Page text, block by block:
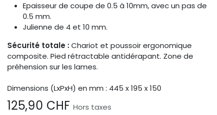
Epaisseur de coupe de 0.5 à 10mm, avec un pas de
0.5 mm.
Julienne de 4 et 10 mm.
Sécurité totale :Chariot et poussoir ergonomique
composite. Pied rétractable antidérapant. Zone de
préhension sur les lames.
Dimensions (LxPxH) en mm : 445 x 195 x 150
125,90 CHF Hors taxes